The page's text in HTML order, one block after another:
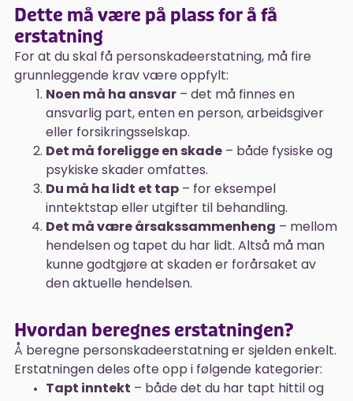
Dette må være på plass for å få
erstatning
For at du skal få personskadeerstatning, må fire
grunnleggende krav være oppfylt:
Noen må ha ansvar– det må finnes en
ansvarlig part, enten en person, arbeidsgiver
eller forsikringsselskap.
Det må foreligge en skade– både fysiske og
psykiske skader omfattes.
Du må ha lidt et tap– for eksempel
inntektstap eller utgifter til behandling.
Det må være årsakssammenheng – mellom
hendelsen og tapet du har lidt. Altså må man
kunne godtgjøre at skaden er forårsaket av
den aktuelle hendelsen.
Hvordan beregnes erstatningen?
Å beregne personskadeerstatning er sjelden enkelt.
Erstatningen deles ofte opp i følgende kategorier:
Tapt inntekt – både det du har tapt hittil og